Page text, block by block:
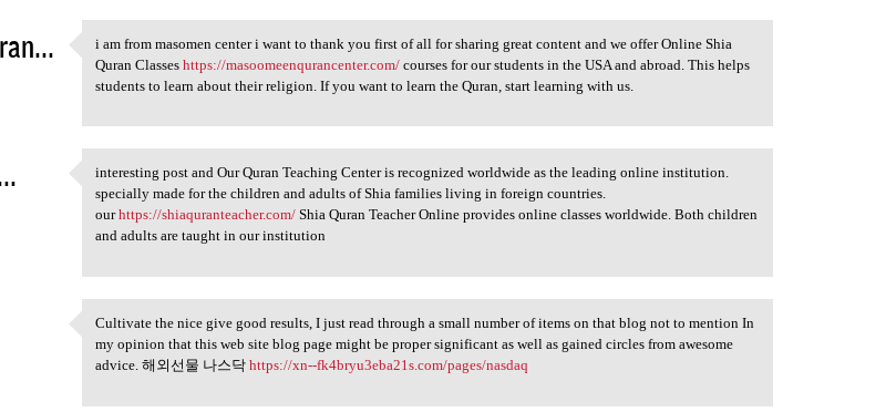
i am from masomen center i
i am from masomen center i want to thank you first of all for sharing great content and we offer Online Shia
Quran Classeshttps://masoomeenqurancenter.com/ courses for our students in the USA and abroad. This helps
students to learn about their religion. If you want to learn the Quran, start learning with us.
interesting post and Our
interesting post and Our Quran Teaching Center is recognized worldwide as the leading online institution.
specially made for the children and adults of Shia families living in foreign countries.
ourhttps://shiaquranteacher.com/ Shia Quran Teacher Online provides online classes worldwide. Both children
and adults are taught in our institution
Cultivate the nice give good
Cultivate the nice give good results, I just read through a small number of items on that blog not to mention In
my opinion that this web site blog page might be proper significant as well as gained circles from awesome
advice. 해외선물 나스닥https://xn--fk4bryu3eba21s.com/pages/nasdaq